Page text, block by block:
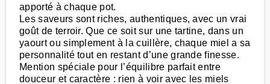
apporté à chaque pot.
Les saveurs sont riches, authentiques, avec un vrai
goût de terroir. Que ce soit sur une tartine, dans un
yaourt ou simplement à la cuillère, chaque miel a sa
personnalité tout en restant d’une grande finesse.
Mention spéciale pour l’équilibre parfait entre
douceur et caractère : rien à voir avec les miels